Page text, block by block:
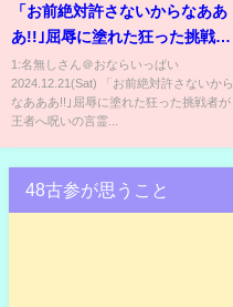
「お前絶対許さないからなああ
あ!!｣屈辱に塗れた狂った挑戦者
が王者へ呪いの言霊を吐きだ
す！12.19後楽園ホール試合後コ
メント！📅 1月1日(水) 日本武道
売中！
1:名無しさん＠おならいっぱい
2024.12.21(Sat) 「お前絶対許さないから
なあああ!!｣屈辱に塗れた狂った挑戦者が
王者へ呪いの言霊...
48古参が思うこと